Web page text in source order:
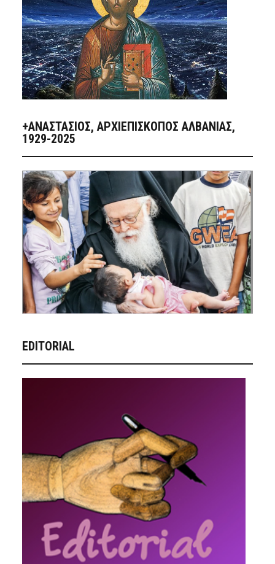
+ΑΝΑΣΤΆΣΙΟΣ, ΑΡΧΙΕΠΊΣΚΟΠΟΣ ΑΛΒΑΝΊΑΣ,
1929-2025
EDITORIAL